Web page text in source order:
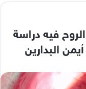
فيه دراسة
البدارين